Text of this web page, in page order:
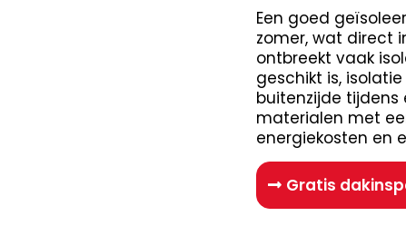
Een goed
zomer, wat direct
ontbreekt vaak
geschikt is,
buitenzijde tijdens
materialen met
energiekosten en
Gratis